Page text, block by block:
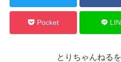
Pocket
とりちゃんねる